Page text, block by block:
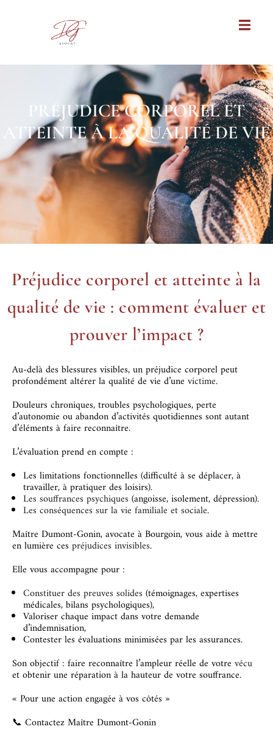
PRÉJUDICE CORPOREL ET
ATTEINTE À LA QUALITÉ DE VIE
Préjudice corporel et atteinte à la
qualité de vie : comment évaluer et
prouver l’impact ?
Au-delà des blessures visibles, un préjudice corporel peut
profondément altérer la qualité de vie d’une victime.
Douleurs chroniques, troubles psychologiques, perte
d’autonomie ou abandon d’activités quotidiennes sont autant
d’éléments à faire reconnaître.
L’évaluation prend en compte :
Les limitations fonctionnelles (difficulté à se déplacer, à
travailler, à pratiquer des loisirs).
Les souffrances psychiques (angoisse, isolement, dépression).
Les conséquences sur la vie familiale et sociale.
Maître Dumont-Gonin, avocate à Bourgoin, vous aide à mettre
en lumière ces préjudices invisibles.
Elle vous accompagne pour :
Constituer des preuves solides (témoignages, expertises
médicales, bilans psychologiques),
Valoriser chaque impact dans votre demande
d’indemnisation,
Contester les évaluations minimisées par les assurances.
Son objectif : faire reconnaître l’ampleur réelle de votre vécu
et obtenir une réparation à la hauteur de votre souffrance.
« Pour une action engagée à vos côtés »
📞 Contactez Maître Dumont-Gonin